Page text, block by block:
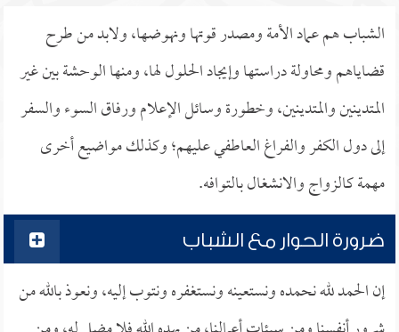
الشباب هم عماد الأمة ومصدر قوتها ونهوضها، ولابد من طرح
قضاياهم ومحاولة دراستها وإيجاد الحلول لها، ومنها الوحشة بين غير
المتدينين والمتدينين، وخطورة وسائل الإعلام ورفاق السوء والسفر
إلى دول الكفر والفراغ العاطفي عليهم؛ وكذلك مواضيع أخرى
مهمة كالزواج والانشغال بالتوافه.
ضرورة الحوار مع الشباب
إن الحمد لله نحمده ونستعينه ونستغفره ونتوب إليه، ونعوذ بالله من